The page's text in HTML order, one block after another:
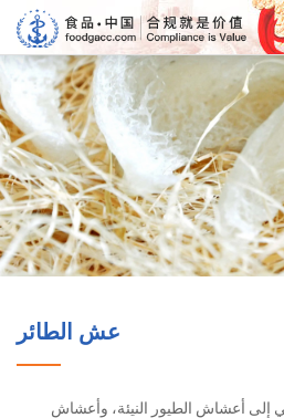
عش الطائر
أعشاش الطيور النيئة، وأعشاش